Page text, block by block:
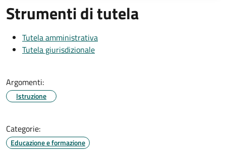
Strumenti di tutela
Tutela amministrativa
Tutela giurisdizionale
Argomenti:
Istruzione
Categorie:
Educazione e formazione